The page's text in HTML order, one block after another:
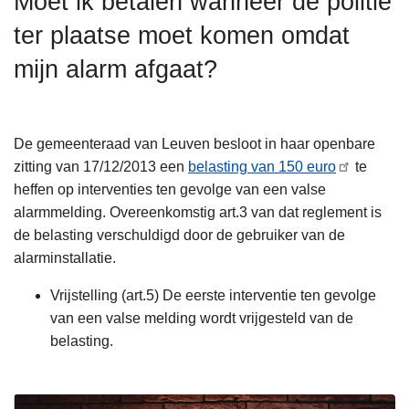
ter plaatse moet komen omdat
mijn alarm afgaat?
De gemeenteraad van Leuven besloot in haar openbare
zitting van 17/12/2013 een belasting van 150 euro
te
heffen op interventies ten gevolge van een valse
alarmmelding. Overeenkomstig art.3 van dat reglement is
de belasting verschuldigd door de gebruiker van de
alarminstallatie.
Vrijstelling (art.5) De eerste interventie ten gevolge
van een valse melding wordt vrijgesteld van de
belasting.